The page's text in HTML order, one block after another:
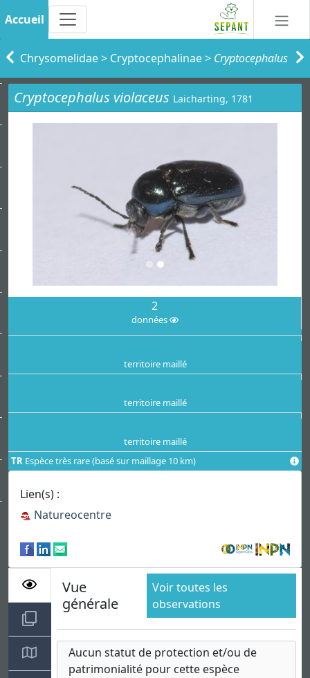
Accueil
Chrysomelidae> Cryptocephalinae> Cryptocephalus
Cryptocephalus violaceus Laicharting, 1781
2
données
territoire maillé
territoire maillé
territoire maillé
TR Espèce très rare (basé sur maillage 10 km)
Lien(s) :
Natureocentre
Vue
générale
Voir toutes les
observations
Aucun statut de protection et/ou de
patrimonialité pour cette espèce